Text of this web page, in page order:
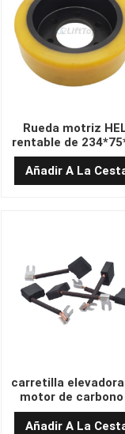
Rueda motriz
rentable de
Añadir A La
carretilla elevadora
motor de
granel
Añadir A La